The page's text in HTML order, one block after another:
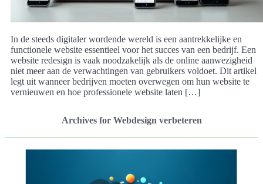
In de steeds digitaler wordende wereld is een aantrekkelijke en
functionele website essentieel voor het succes van een bedrijf. Een
website redesign is vaak noodzakelijk als de online aanwezigheid
niet meer aan de verwachtingen van gebruikers voldoet. Dit artikel
legt uit wanneer bedrijven moeten overwegen om hun website te
vernieuwen en hoe professionele website laten […]
Archives for Webdesign verbeteren